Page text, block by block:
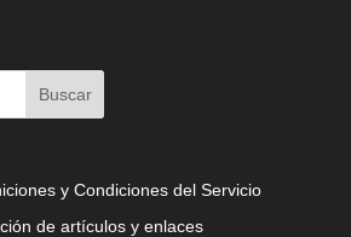
y Condiciones del Servicio
de artículos y enlaces